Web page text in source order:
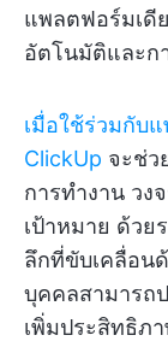
แพลตฟอร์มเดี
อัตโนมัติและก
เมื่อใช้ร่วมกับ
ClickUp จะช่ว
การทำงาน วง
เป้าหมาย ด้วย
ลึกที่ขับเคลื่อน
บุคคลสามารถ
เพิ่มประสิทธิภ